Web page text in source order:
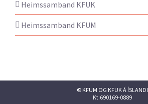
Heimssamband KFUK
Heimssamband KFUM
© KFUM OG KFUK Á ÍSLANDI
Kt:690169-0889